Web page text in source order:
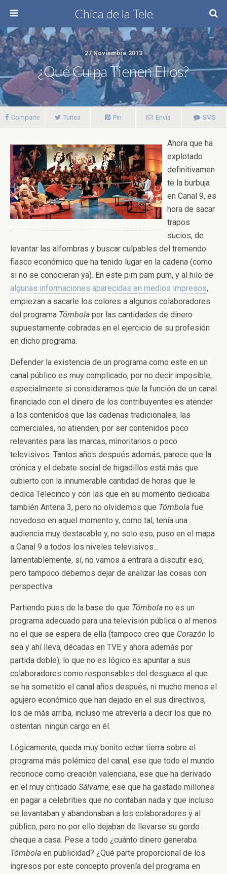
Chica de la Tele
27 Noviembre 2013
¿Qué Culpa Tienen Ellos?
Comparte Tuitea Pin Envía SMS
Ahora que ha
explotado
definitivamen
te la burbuja
en Canal 9, es
hora de sacar
trapos
sucios, de
levantar las alfombras y buscar culpables del tremendo
fiasco económico que ha tenido lugar en la cadena (como
si no se conocieran ya). En este pim pam pum, y al hilo de
algunas informaciones aparecidas en medios impresos,
empiezan a sacarle los colores a algunos colaboradores
del programa Tómbola por las cantidades de dinero
supuestamente cobradas en el ejercicio de su profesión
en dicho programa.
Defender la existencia de un programa como este en un
canal público es muy complicado, por no decir imposible,
especialmente si consideramos que la función de un canal
financiado con el dinero de los contribuyentes es atender
a los contenidos que las cadenas tradicionales, las
comerciales, no atienden, por ser contenidos poco
relevantes para las marcas, minoritarios o poco
televisivos. Tantos años después además, parece que la
crónica y el debate social de higadillos está más que
cubierto con la innumerable cantidad de horas que le
dedica Telecinco y con las que en su momento dedicaba
también Antena 3, pero no olvidemos que Tómbola fue
novedoso en aquel momento y, como tal, tenía una
audiencia muy destacable y, no solo eso, puso en el mapa
a Canal 9 a todos los niveles televisivos…
lamentablemente, sí, no vamos a entrara a discutir eso,
pero tampoco debemos dejar de analizar las cosas con
perspectiva.
Partiendo pues de la base de que Tómbola no es un
programa adecuado para una televisión pública o al menos
no el que se espera de ella (tampoco creo que Corazón lo
sea y ahí lleva, décadas en TVE y ahora además por
partida doble), lo que no es lógico es apuntar a sus
colaboradores como responsables del desguace al que
se ha sometido el canal años después, ni mucho menos el
agujero económico que han dejado en el sus directivos,
los de más arriba, incluso me atrevería a decir los que no
ostentan ningún cargo en él.
Lógicamente, queda muy bonito echar tierra sobre el
programa más polémico del canal, ese que todo el mundo
reconoce como creación valenciana, ese que ha derivado
en el muy criticado Sálvame, ese que ha gastado millones
en pagar a celebrities que no contaban nada y que incluso
se levantaban y abandonaban a los colaboradores y al
público, pero no por ello dejaban de llevarse su gordo
cheque a casa. Pese a todo ¿cuánto dinero generaba
Tómbola en publicidad? ¿Qué parte proporcional de los
ingresos por este concepto provenía del programa en